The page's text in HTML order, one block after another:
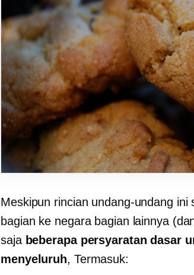
Meskipun rincian undang-undang
bagian ke negara bagian lainnya
saja beberapa persyaratan dasar
menyeluruh, Termasuk: